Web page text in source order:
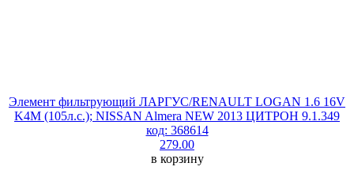
Элемент фильтрующий ЛАРГУС/RENAULT LOGAN 1.6 16V
K4M (105л.с.); NISSAN Almera NEW 2013 ЦИТРОН 9.1.349
код: 368614
279.00
в корзину